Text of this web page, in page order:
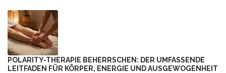
mit einem ganzheitlichen Ansatz zur Verbesserung unserer
Körperhaltung und Bewegung. Erfahren Sie mehr über diese
erstaunliche Technik, die bereits vielen Menschen geholfen hat,
ihre Rückenschmerzen zu lindern. Machen Sie mit auf der Reise
zu einer schmerzfreien Zukunft!
POLARITY-THERAPIE BEHERRSCHEN: DER UMFASSENDE
LEITFADEN FÜR KÖRPER, ENERGIE UND AUSGEWOGENHEIT